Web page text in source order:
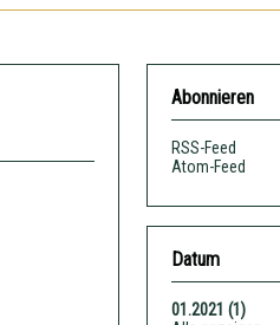
Abonnieren
RSS-Feed
Atom-Feed
Datum
01.2021 (1)